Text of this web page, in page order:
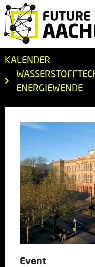
KALENDER
ENERGIEWENDE
Event